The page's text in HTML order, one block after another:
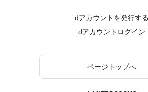
dアカウントを発行する
dアカウントログイン
ページトップへ